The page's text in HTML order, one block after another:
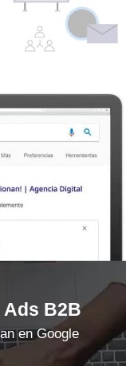
Ads B2B
en Google